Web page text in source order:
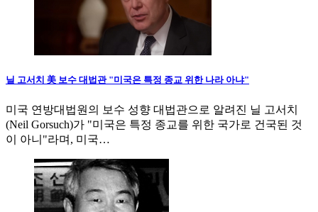
닐 고서치 美 보수 대법관 "미국은 특정 종교 위한 나라 아냐"
미국 연방대법원의 보수 성향 대법관으로 알려진 닐 고서치
(Neil Gorsuch)가 "미국은 특정 종교를 위한 국가로 건국된 것
이 아니"라며, 미국…